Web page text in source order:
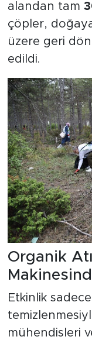
alandan tam
çöpler,
üzere geri
edildi.
Organik
Etkinlik
mühendisleri